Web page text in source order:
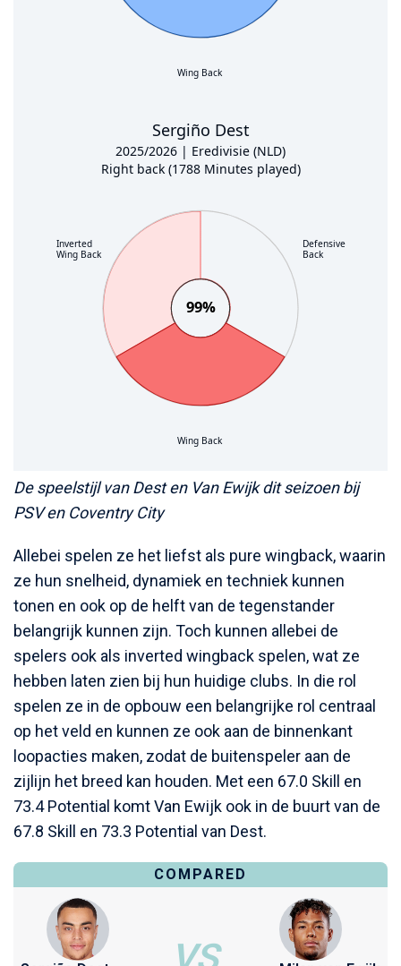
De speelstijl van Dest en Van Ewijk dit seizoen bij
PSV en Coventry City
Allebei spelen ze het liefst als pure wingback, waarin
ze hun snelheid, dynamiek en techniek kunnen
tonen en ook op de helft van de tegenstander
belangrijk kunnen zijn. Toch kunnen allebei de
spelers ook als inverted wingback spelen, wat ze
hebben laten zien bij hun huidige clubs. In die rol
spelen ze in de opbouw een belangrijke rol centraal
op het veld en kunnen ze ook aan de binnenkant
loopacties maken, zodat de buitenspeler aan de
zijlijn het breed kan houden. Met een 67.0 Skill en
73.4 Potential komt Van Ewijk ook in de buurt van de
67.8 Skill en 73.3 Potential van Dest.
COMPARED